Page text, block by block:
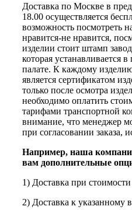
Доставка по Москве в
18.00 осуществляется
возможность посмотреть
нравится-не нравится,
изделии стоит штамп
которая устанавливается
палате. К каждому
является сертификатом
только после осмотра
необходимо оплатить
тарифами транспортной
внимание, что менеджер
при согласовании заказа,
Например, наша
вам дополнительные
1) Доставка при
2) Доставка к указанному